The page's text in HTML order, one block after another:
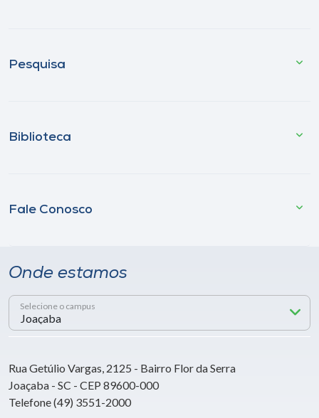
Pesquisa
Biblioteca
Fale Conosco
Onde estamos
Selecione o campus
Rua Getúlio Vargas, 2125 - Bairro Flor da Serra
Joaçaba - SC - CEP 89600-000
Telefone (49) 3551-2000